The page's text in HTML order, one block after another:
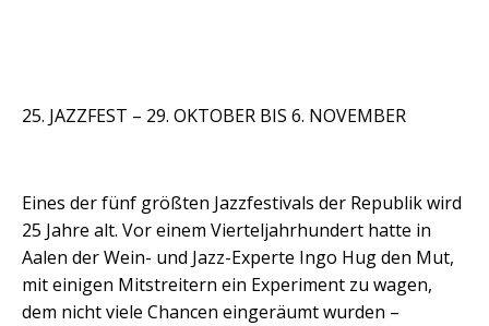
25. JAZZFEST – 29. OKTOBER BIS 6. NOVEMBER
Eines der fünf größten Jazzfestivals der Republik wird
25 Jahre alt. Vor einem Vierteljahrhundert hatte in
Aalen der Wein- und Jazz-Experte Ingo Hug den Mut,
mit einigen Mitstreitern ein Experiment zu wagen,
dem nicht viele Chancen eingeräumt wurden –